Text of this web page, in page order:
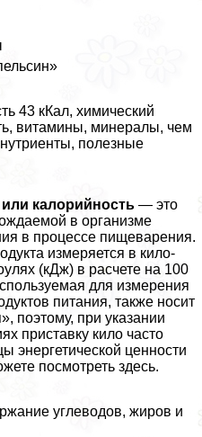
43 кКал, химический
витамины, минералы, чем
полезные
калорийность — это
в организме
в процессе пищеварения.
измеряется в кило-
(кДж) в расчете на 100
для измерения
питания, также носит
поэтому, при указании
приставку кило часто
энергетической ценности
посмотреть здесь.
углеводов, жиров и